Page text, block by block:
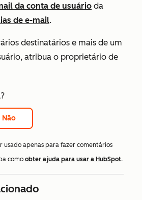
da conta de usuário da
de e-mail.
destinatários e mais de um
atribua o proprietário de
Não
usado apenas para fazer comentários
como obter ajuda para usar a HubSpot.